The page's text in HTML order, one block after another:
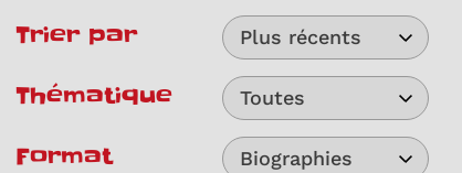
Trier par Plus récents
Thématique Toutes
Format Biographies